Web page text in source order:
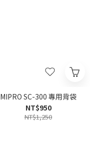
MIPRO SC-300 專用背袋
NT$950
NT$1,250